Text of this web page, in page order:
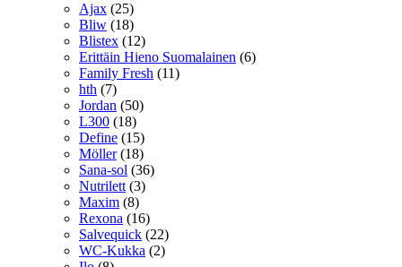
Ajax (25)
Bliw (18)
Blistex (12)
Erittäin Hieno Suomalainen (6)
Family Fresh (11)
hth (7)
Jordan (50)
L300 (18)
Define (15)
Möller (18)
Sana-sol (36)
Nutrilett (3)
Maxim (8)
Rexona (16)
Salvequick (22)
WC-Kukka (2)